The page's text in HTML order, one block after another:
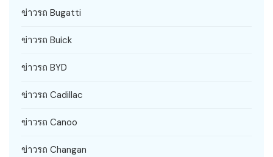
ข่าวรถ Bugatti
ข่าวรถ Buick
ข่าวรถ BYD
ข่าวรถ Cadillac
ข่าวรถ Canoo
ข่าวรถ Changan